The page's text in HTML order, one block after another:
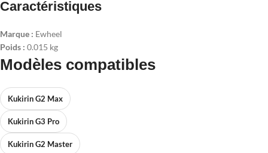
Caractéristiques
Marque : Ewheel
Poids : 0.015 kg
Modèles compatibles
Kukirin G2 Max
Kukirin G3 Pro
Kukirin G2 Master